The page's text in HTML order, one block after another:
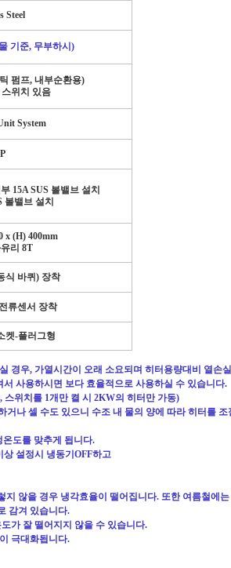
Steel
기준, 무부하시 )
펌프, 내부순환용)
스위치 있음
System
15A SUS 볼밸브 설치
볼밸브 설치
x (H) 400mm
리 8T
식 바퀴 ) 장착
류센서 장착
켓-플러그형
경우, 가열시간이 오래 소요되며 히터용량대비 열손
사용하시면 보다 효율적으로 사용하실 수 있습니다.
, 스위치를 1개만 켤 시 2KW의 히터만 가동)
나 셀 수도 있으니 수조 내 물의 양에 따라 히터를
도를 맞추게 됩니다.
상 설정시 냉동기 OFF하고
지 않을 경우 냉각효율이 떨어집니다. 또한 여름철에
감겨 있습니다.
가 잘 떨어지지 않을 수 있습니다.
극대화됩니다.